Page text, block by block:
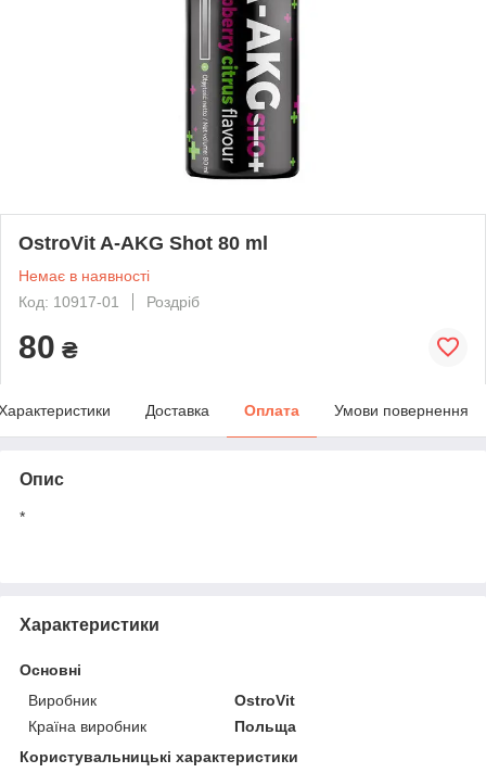
OstroVit A-AKG Shot 80 ml
Немає в наявності
Код: 10917-01
Роздріб
80 ₴
Доставка Оплата Умови повернення
Опис
*
Характеристики
Основні
Виробник
OstroVit
Країна виробник
Польща
Користувальницькі характеристики